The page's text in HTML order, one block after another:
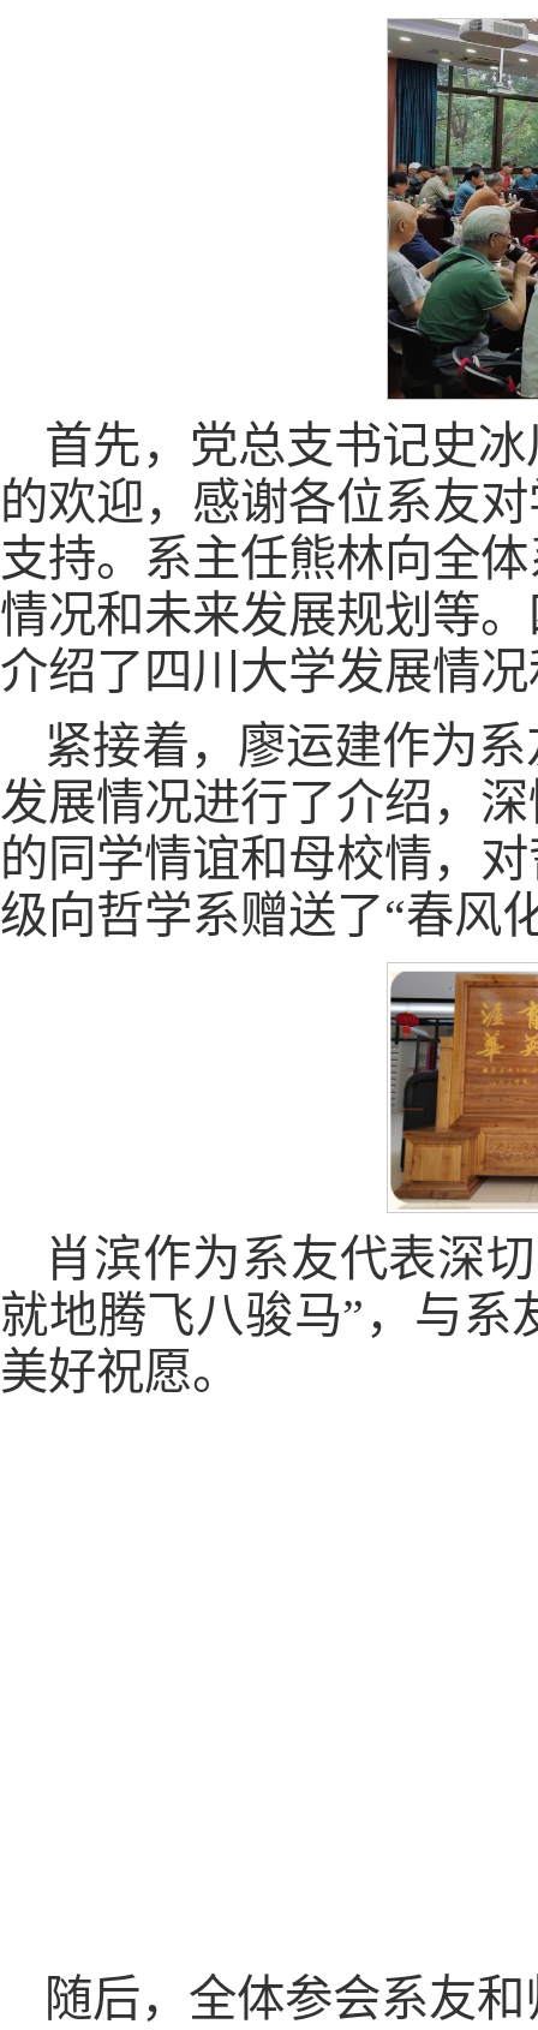
首先，党总支书记史
的欢迎，感谢各位系友
支持。系主任熊林向全
情况和未来发展规划等
介绍了四川大学发展情
紧接着，廖运建作为
发展情况进行了介绍，
的同学情谊和母校情，
级向哲学系赠送了“春风
肖滨作为系友代表深
就地腾飞八骏马”，与
美好祝愿。
随后，全体参会系友